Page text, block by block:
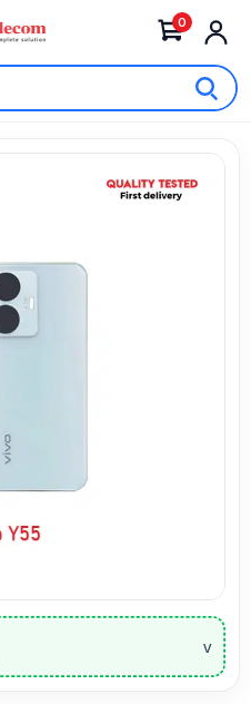
0
v